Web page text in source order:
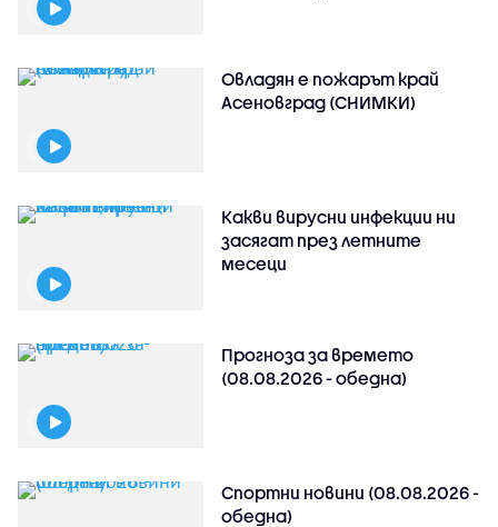
Овладян е пожарът край
Асеновград (СНИМКИ)
Какви вирусни инфекции ни
засягат през летните
месеци
Прогноза за времето
(08.08.2026 - обедна)
Спортни новини (08.08.2026 -
обедна)